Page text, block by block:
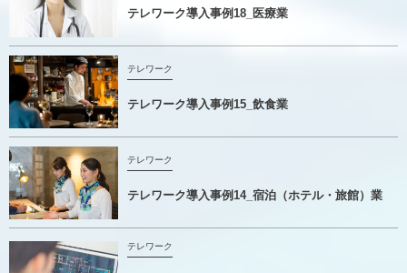
テレワーク導入事例18_医療業
テレワーク
テレワーク導入事例15_飲食業
テレワーク
テレワーク導入事例14_宿泊（ホテル・旅館）業
テレワーク